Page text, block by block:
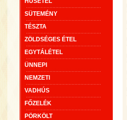
SÜTEMÉNY
TÉSZTA
ZÖLDSÉGES ÉTEL
EGYTÁLÉTEL
ÜNNEPI
NEMZETI
VADHÚS
FŐZELÉK
PÖRKÖLT